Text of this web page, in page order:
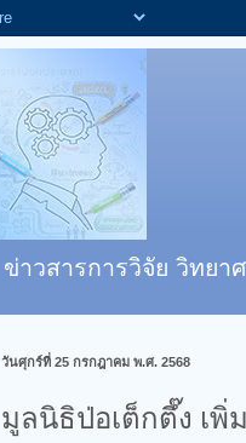
ข่าวสารการวิจัย วิทย
วันศุกร์ที่ 25 กรกฎาคม พ.ศ. 2568
มูลนิธิป่อเต็กตึ๊ง เ